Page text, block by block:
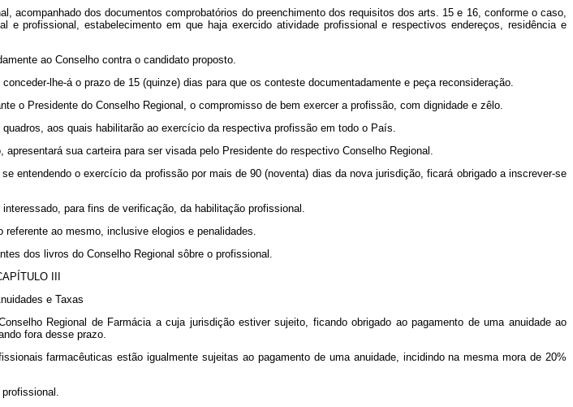
acompanhado dos documentos comprobatórios do preenchimento dos requisitos dos arts. 15 e 16, conforme o caso,
profissional, estabelecimento em que haja exercido atividade profissional e respectivos endereços, residência e
ao Conselho contra o candidato proposto.
lhe-á o prazo de 15 (quinze) dias para que os conteste documentadamente e peça reconsideração.
o Presidente do Conselho Regional, o compromisso de bem exercer a profissão, com dignidade e zêlo.
aos quais habilitarão ao exercício da respectiva profissão em todo o País.
sua carteira para ser visada pelo Presidente do respectivo Conselho Regional.
entendendo o exercício da profissão por mais de 90 (noventa) dias da nova jurisdição, ficará obrigado a inscrever-se
para fins de verificação, da habilitação profissional.
ao mesmo, inclusive elogios e penalidades.
dos livros do Conselho Regional sôbre o profissional.
III
e Taxas
Regional de Farmácia a cuja jurisdição estiver sujeito, ficando obrigado ao pagamento de uma anuidade ao
fora desse prazo.
farmacêuticas estão igualmente sujeitas ao pagamento de uma anuidade, incidindo na mesma mora de 20%